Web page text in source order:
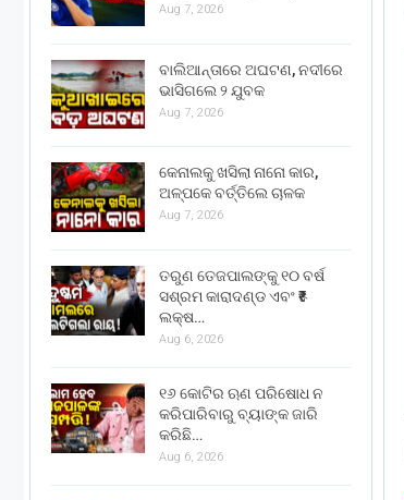
Aug 7, 2026
ବାଲିଆନ୍ତାରେ ଅଘଟଣ, ନଦୀରେ
ଭାସିଗଲେ ୨ ଯୁବକ
Aug 7, 2026
କେନାଲକୁ ଖସିଲା ନାନୋ କାର,
ଅଳ୍ପକେ ବର୍ତ୍ତିଲେ ଚାଳକ
Aug 7, 2026
ତରୁଣ ତେଜପାଲଙ୍କୁ ୧୦ ବର୍ଷ
ସଶ୍ରମ କାରାଦଣ୍ଡ ଏବଂ ₹୫
ଲକ୍ଷ…
Aug 6, 2026
୧୬ କୋଟିର ଋଣ ପରିଷୋଧ ନ
କରିପାରିବାରୁ ବ୍ୟାଙ୍କ ଜାରି
କରିଛି…
Aug 6, 2026